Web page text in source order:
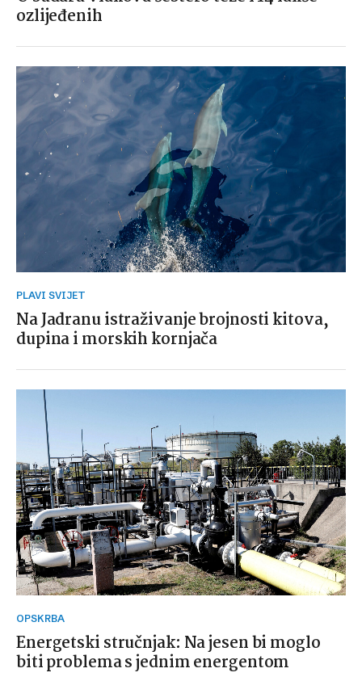
ozlijeđenih
PLAVI SVIJET
Na Jadranu istraživanje brojnosti kitova,
dupina i morskih kornjača
OPSKRBA
Energetski stručnjak: Na jesen bi moglo
biti problema s jednim energentom